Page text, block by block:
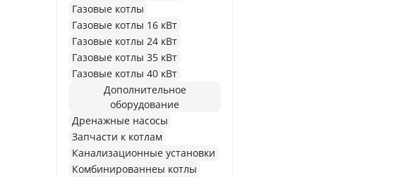
Газовые котлы
Газовые котлы 16 кВт
Газовые котлы 24 кВт
Газовые котлы 35 кВт
Газовые котлы 40 кВт
Дополнительное
оборудование
Дренажные насосы
Запчасти к котлам
Канализационные установки
Комбинированнеы котлы